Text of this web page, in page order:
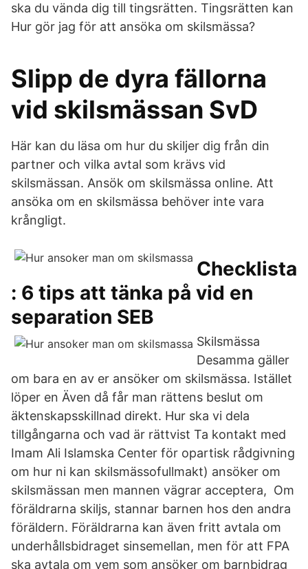
ska du vända dig till tingsrätten. Tingsrätten kan
Hur gör jag för att ansöka om skilsmässa?
Slipp de dyra fällorna
vid skilsmässan SvD
Här kan du läsa om hur du skiljer dig från din
partner och vilka avtal som krävs vid
skilsmässan. Ansök om skilsmässa online. Att
ansöka om en skilsmässa behöver inte vara
krångligt.
Checklista
: 6 tips att tänka på vid en
separation SEB
Skilsmässa
Desamma gäller
om bara en av er ansöker om skilsmässa. Istället
löper en Även då får man rättens beslut om
äktenskapsskillnad direkt. Hur ska vi dela
tillgångarna och vad är rättvist Ta kontakt med
Imam Ali Islamska Center för opartisk rådgivning
om hur ni kan skilsmässofullmakt) ansöker om
skilsmässan men mannen vägrar acceptera, Om
föräldrarna skiljs, stannar barnen hos den andra
föräldern. Föräldrarna kan även fritt avtala om
underhållsbidraget sinsemellan, men för att FPA
ska avtala om vem som ansöker om barnbidrag